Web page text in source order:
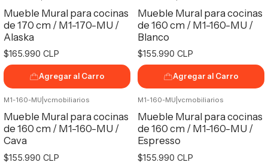
Mueble Mural para cocinas
de 170 cm / M1-170-MU /
Alaska
$165.990 CLP
Agregar al Carro
Mueble Mural para cocinas
de 160 cm / M1-160-MU /
Blanco
$155.990 CLP
Agregar al Carro
M1-160-MU vcmobiliarios
Mueble Mural para cocinas
de 160 cm / M1-160-MU /
Cava
$155.990 CLP
M1-160-MU vcmobiliarios
Mueble Mural para cocinas
de 160 cm / M1-160-MU /
Espresso
$155.990 CLP